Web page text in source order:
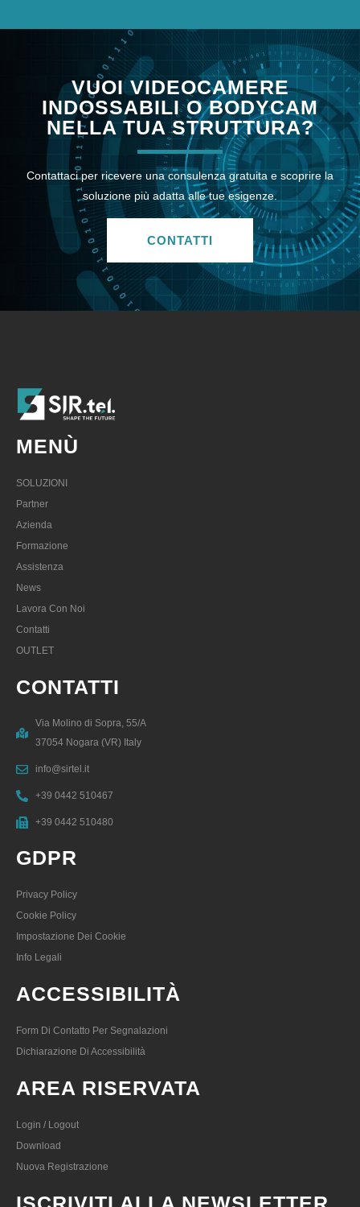
VUOI VIDEOCAMERE
INDOSSABILI O BODYCAM
NELLA TUA STRUTTURA?
Contattaci per ricevere una consulenza gratuita e scoprire la
soluzione più adatta alle tue esigenze.
CONTATTI
MENÙ
SOLUZIONI
Partner
Azienda
Formazione
Assistenza
News
Lavora Con Noi
Contatti
OUTLET
CONTATTI
Via Molino di Sopra, 55/A
37054 Nogara (VR) Italy
info@sirtel.it
+39 0442 510467
+39 0442 510480
GDPR
Privacy Policy
Cookie Policy
Impostazione Dei Cookie
Info Legali
ACCESSIBILITÀ
Form Di Contatto Per Segnalazioni
Dichiarazione Di Accessibilità
AREA RISERVATA
Login / Logout
Download
Nuova Registrazione